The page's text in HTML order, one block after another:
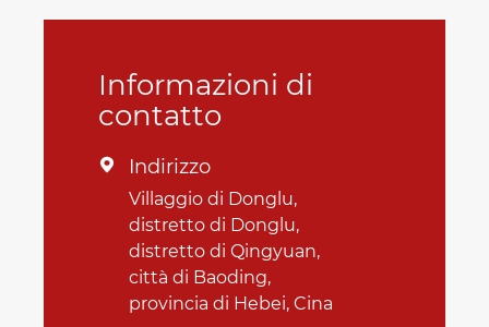
Informazioni di
contatto
 Indirizzo
Villaggio di Donglu,
distretto di Donglu,
distretto di Qingyuan,
città di Baoding,
provincia di Hebei, Cina